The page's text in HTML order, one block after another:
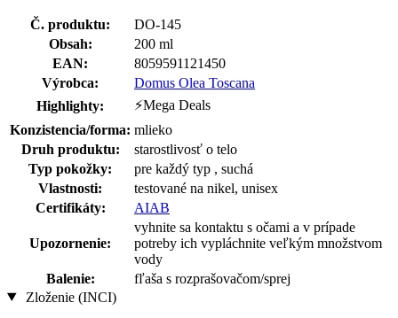
Č. produktu:
DO-145
Obsah:
200 ml
EAN:
8059591121450
Výrobca:
Domus Olea Toscana
Highlighty:
⚡Mega Deals
Konzistencia/forma: mlieko
Druh produktu:
starostlivosť o telo
Typ pokožky:
pre každý typ , suchá
Vlastnosti:
testované na nikel, unisex
Certifikáty:
AIAB
Upozornenie:
vyhnite sa kontaktu s očami a v prípade
potreby ich vypláchnite veľkým množstvom
vody
Balenie:
fľaša s rozprašovačom/sprej
Zloženie (INCI)